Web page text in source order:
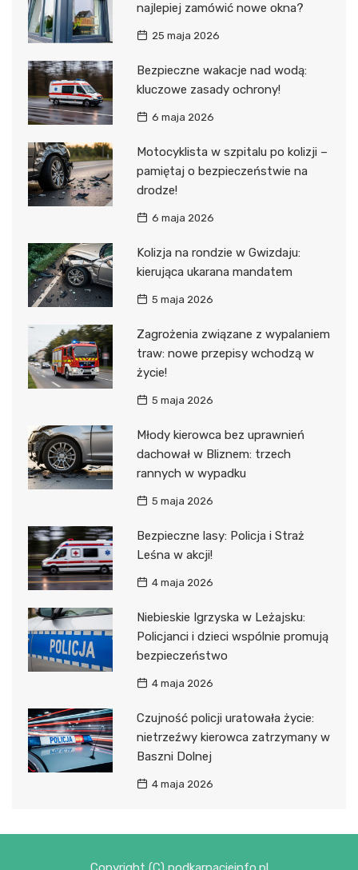
najlepiej zamówić nowe okna?
25 maja 2026
Bezpieczne wakacje nad wodą:
kluczowe zasady ochrony!
6 maja 2026
Motocyklista w szpitalu po kolizji –
pamiętaj o bezpieczeństwie na
drodze!
6 maja 2026
Kolizja na rondzie w Gwizdaju:
kierująca ukarana mandatem
5 maja 2026
Zagrożenia związane z wypalaniem
traw: nowe przepisy wchodzą w
życie!
5 maja 2026
Młody kierowca bez uprawnień
dachował w Bliznem: trzech
rannych w wypadku
5 maja 2026
Bezpieczne lasy: Policja i Straż
Leśna w akcji!
4 maja 2026
Niebieskie Igrzyska w Leżajsku:
Policjanci i dzieci wspólnie promują
bezpieczeństwo
4 maja 2026
Czujność policji uratowała życie:
nietrzeźwy kierowca zatrzymany w
Baszni Dolnej
4 maja 2026